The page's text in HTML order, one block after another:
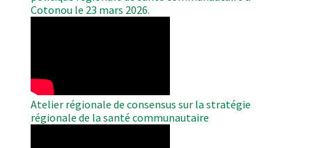
Cotonou le 23 mars 2026.
Atelier régionale de consensus sur la stratégie
régionale de la santé communautaire